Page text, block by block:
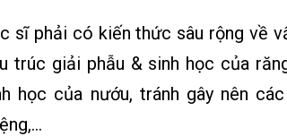
sĩ phải có kiến thức sâu rộng về
trúc giải phẫu & sinh học của
học của nướu, tránh gây nên